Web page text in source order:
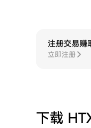
注册交易赚
立即注册
下载